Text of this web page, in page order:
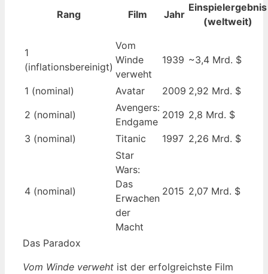
Rang Film Jahr
Einspielergebnis
(weltweit)
1
(inflationsbereinigt)
Vom
Winde
verweht
1939 ~3,4 Mrd. $
1 (nominal) Avatar 2009 2,92 Mrd. $
2 (nominal)
Avengers:
Endgame
2019 2,8 Mrd. $
3 (nominal)
Titanic 1997 2,26 Mrd. $
4 (nominal)
Star
Wars:
Das
Erwachen
der
Macht
2015 2,07 Mrd. $
Das Paradox
Vom Winde verweht ist der erfolgreichste Film